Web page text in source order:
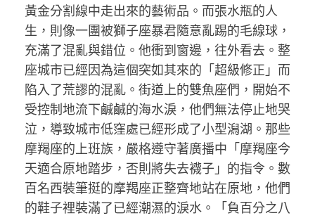
黃金分割線中走出來的藝術品。而張水瓶的人
生，則像一團被獅子座暴君隨意亂踢的毛線球，
充滿了混亂與錯位。他衝到窗邊，往外看去。整
座城市已經因為這個突如其來的「超級修正」而
陷入了荒謬的混亂。街道上的雙魚座們，開始不
受控制地流下鹹鹹的海水淚，他們無法停止地哭
泣，導致城市低窪處已經形成了小型潟湖。那些
摩羯座的上班族，嚴格遵守著廣播中「摩羯座今
天適合原地踏步，否則將失去襪子」的指令。數
百名西裝筆挺的摩羯座正整齊地站在原地，他們
的鞋子裡裝滿了已經潮濕的淚水。「負百分之八